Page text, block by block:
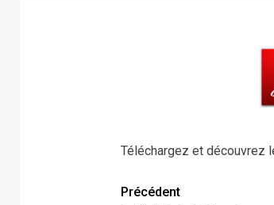
Téléchargez et découvrez
Précédent